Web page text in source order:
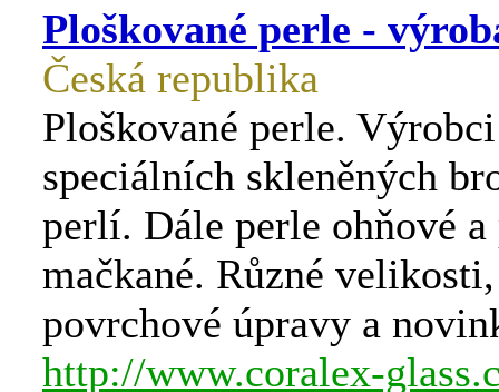
Ploškované perle -
Česká republika
Ploškované perle.
speciálních skleněných
perlí. Dále perle ohňové a
mačkané. Různé
povrchové úpravy a
http://www.coralex-